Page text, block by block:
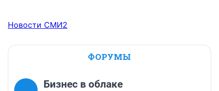
Новости СМИ2
ФОРУМЫ
Бизнес в облаке